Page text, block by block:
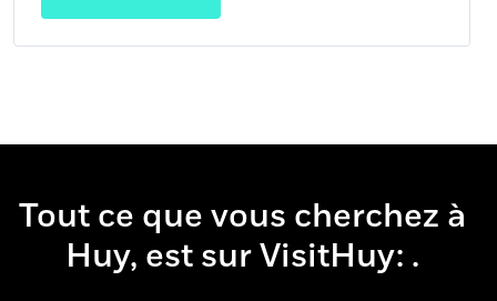
Tout ce que vous cherchez à
Huy, est sur VisitHuy:boir